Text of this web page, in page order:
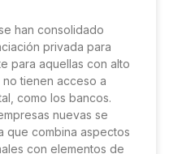
han consolidado
privada para
para aquellas con alto
tienen acceso a
como los bancos.
nuevas se
que combina aspectos
con elementos de